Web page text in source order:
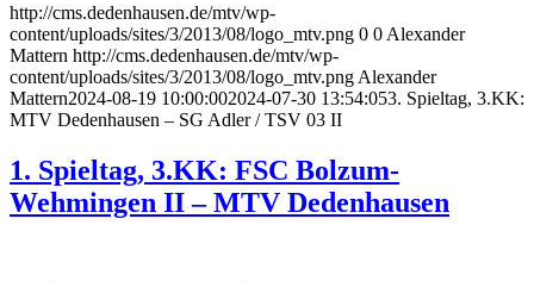
http://cms.dedenhausen.de/mtv/wp-
content/uploads/sites/3/2013/08/logo_mtv.png 0 0 Alexander
Mattern http://cms.dedenhausen.de/mtv/wp-
content/uploads/sites/3/2013/08/logo_mtv.png Alexander
Mattern2024-08-19 10:00:002024-07-30 13:54:053. Spieltag, 3.KK:
MTV Dedenhausen – SG Adler /​ TSV 03 II
1. Spieltag, 3.KK: FSC Bolzum-
Wehmingen II – MTV Dedenhausen